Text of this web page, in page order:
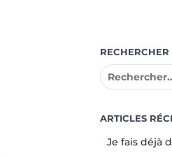
RECHERCHER
R
h
ARTICLES
Je fais déjà